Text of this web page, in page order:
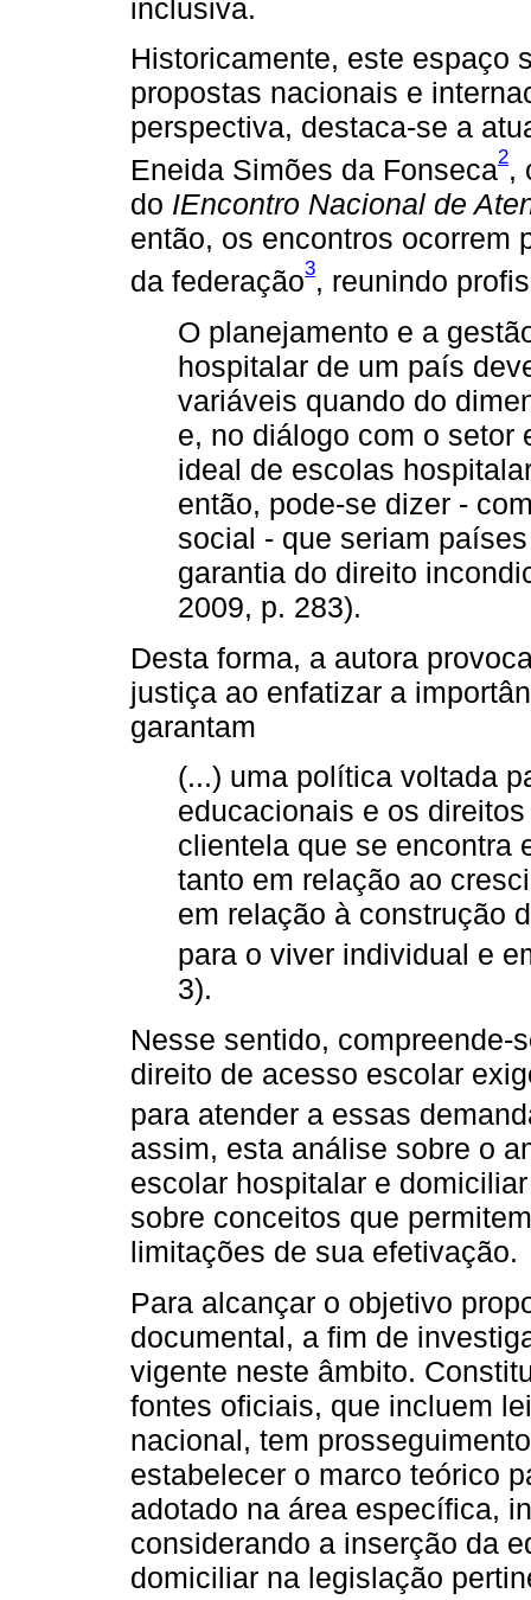
inclusiva.
Historicamente, este espaço
propostas nacionais e
perspectiva, destaca-se a
Eneida Simões da Fonseca2,
do IEncontro Nacional de
então, os encontros ocorrem
da federação3, reunindo
O planejamento e a
hospitalar de um país
variáveis quando do
e, no diálogo com o setor
ideal de escolas
então, pode-se dizer -
social - que seriam
garantia do direito
2009, p. 283).
Desta forma, a autora
justiça ao enfatizar a
garantam
(...) uma política voltada
educacionais e os
clientela que se encontra
tanto em relação ao
em relação à construção
para o viver individual e
3).
Nesse sentido, compreende-
direito de acesso escolar
para atender a essas
assim, esta análise sobre o
escolar hospitalar e
sobre conceitos que
limitações de sua efetivação.
Para alcançar o objetivo
documental, a fim de
vigente neste âmbito.
fontes oficiais, que incluem
nacional, tem
estabelecer o marco teórico
adotado na área específica,
considerando a inserção da
domiciliar na legislação